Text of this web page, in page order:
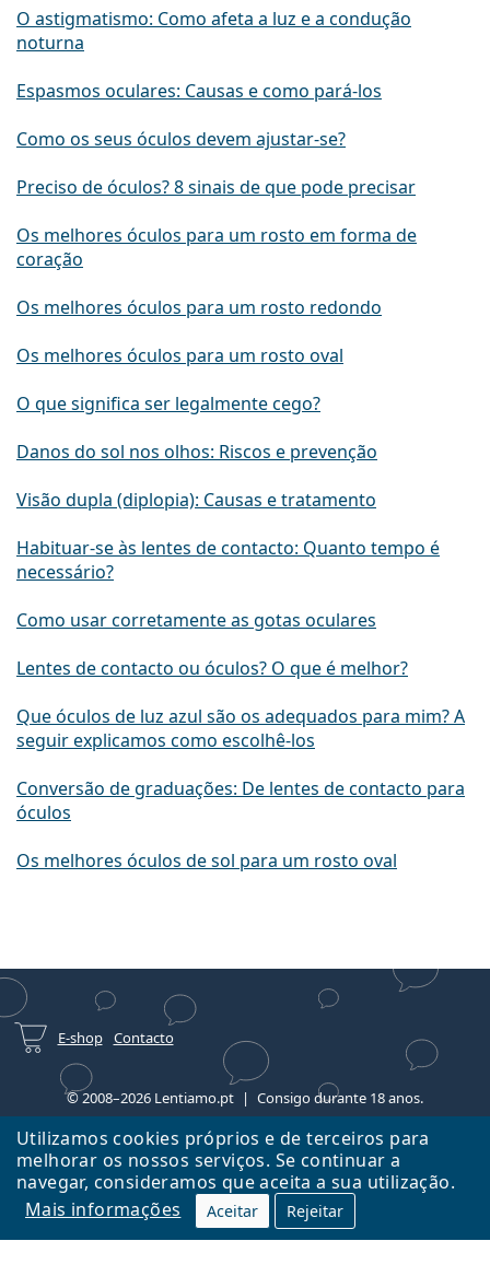
Utilizamos cookies próprios e de terceiros para
melhorar os nossos serviços. Se continuar a
navegar, consideramos que aceita a sua utilização.
Mais informações
Aceitar Rejeitar
O astigmatismo: Como afeta a luz e a condução
noturna
Espasmos oculares: Causas e como pará-los
Como os seus óculos devem ajustar-se?
Preciso de óculos? 8 sinais de que pode precisar
Os melhores óculos para um rosto em forma de
coração
Os melhores óculos para um rosto redondo
Os melhores óculos para um rosto oval
O que significa ser legalmente cego?
Danos do sol nos olhos: Riscos e prevenção
Visão dupla (diplopia): Causas e tratamento
Habituar-se às lentes de contacto: Quanto tempo é
necessário?
Como usar corretamente as gotas oculares
Lentes de contacto ou óculos? O que é melhor?
Que óculos de luz azul são os adequados para mim? A
seguir explicamos como escolhê-los
Conversão de graduações: De lentes de contacto para
óculos
Os melhores óculos de sol para um rosto oval
E-shop Contacto
© 2008–2026 Lentiamo.pt Consigo durante 18 anos.